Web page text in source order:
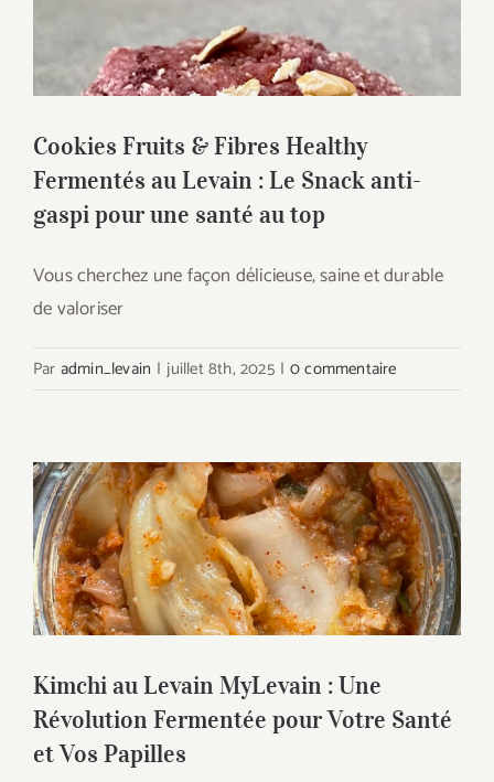
Fermentés au Levain : Le Snack anti-
gaspi pour une santé au top
Cookies Fruits & Fibres Healthy
Fermentés au Levain : Le Snack anti-
gaspi pour une santé au top
Vous cherchez une façon délicieuse, saine et durable
de valoriser
Par admin_levain | juillet 8th, 2025 | 0 commentaire
Kimchi au Levain MyLevain : Une
Révolution Fermentée pour Votre Santé
et Vos Papilles
Kimchi au Levain MyLevain : Une
Révolution Fermentée pour Votre Santé
et Vos Papilles